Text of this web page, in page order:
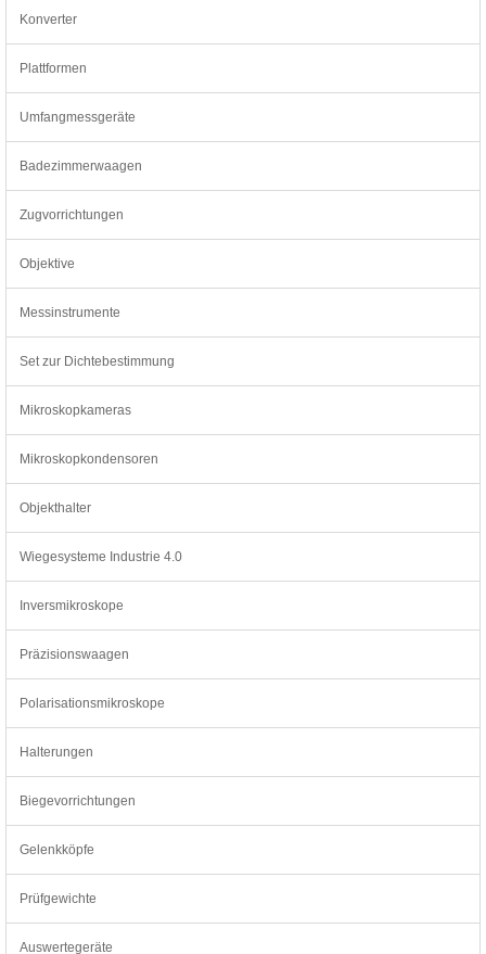
Konverter
Plattformen
Umfangmessgeräte
Badezimmerwaagen
Zugvorrichtungen
Objektive
Messinstrumente
Set zur Dichtebestimmung
Mikroskopkameras
Mikroskopkondensoren
Objekthalter
Wiegesysteme Industrie 4.0
Inversmikroskope
Präzisionswaagen
Polarisationsmikroskope
Halterungen
Biegevorrichtungen
Gelenkköpfe
Prüfgewichte
Auswertegeräte